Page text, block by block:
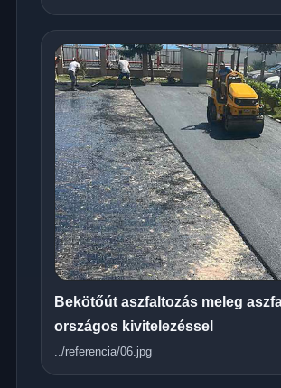
Bekötőút aszfaltozás meleg
országos kivitelezéssel
../referencia/06.jpg